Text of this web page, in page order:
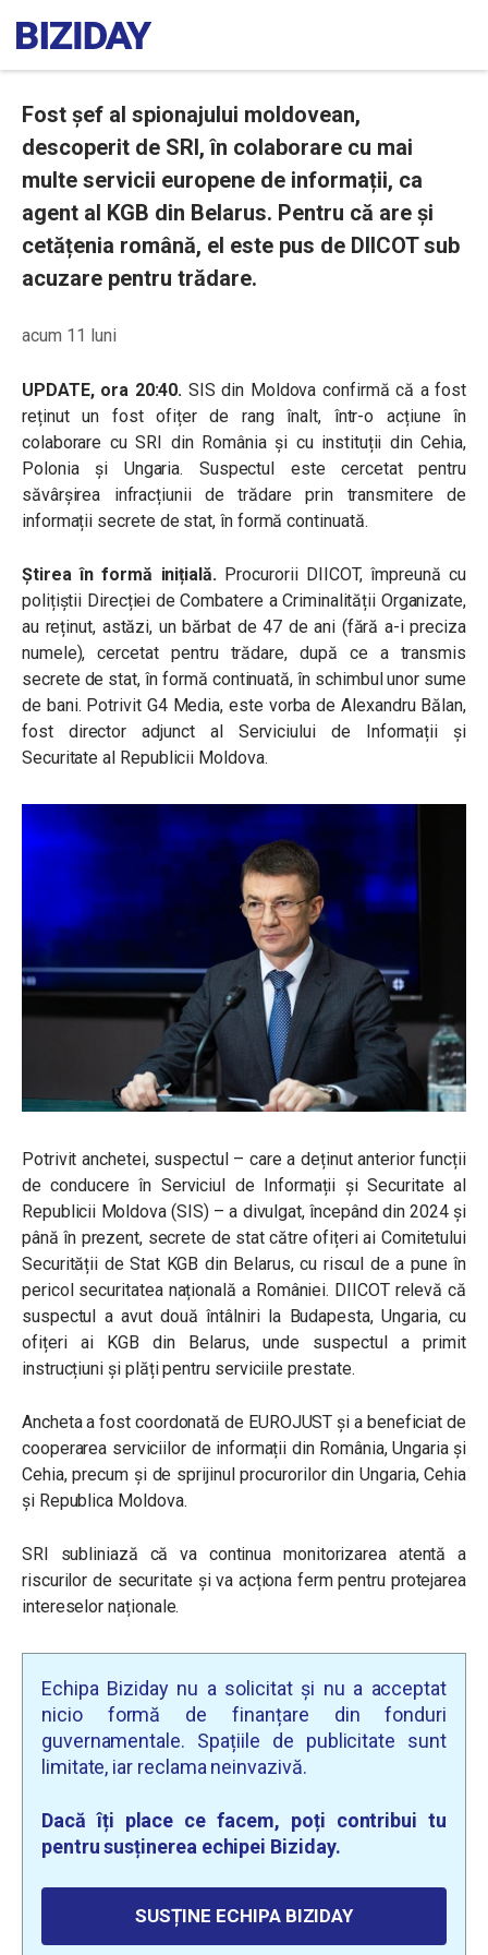
Fost șef al spionajului moldovean,
descoperit de SRI, în colaborare cu mai
multe servicii europene de informații, ca
agent al KGB din Belarus. Pentru că are și
cetățenia română, el este pus de DIICOT sub
acuzare pentru trădare.
acum 11 luni
UPDATE, ora 20:40. SIS din Moldova confirmă că a fost
reținut un fost ofițer de rang înalt, într-o acțiune în
colaborare cu SRI din România și cu instituții din Cehia,
Polonia și Ungaria. Suspectul este cercetat pentru
săvârșirea infracțiunii de trădare prin transmitere de
informații secrete de stat, în formă continuată.
Știrea în formă inițială. Procurorii DIICOT, împreună cu
polițiștii Direcției de Combatere a Criminalității Organizate,
au reținut, astăzi, un bărbat de 47 de ani (fără a-i preciza
numele), cercetat pentru trădare, după ce a transmis
secrete de stat, în formă continuată, în schimbul unor sume
de bani. Potrivit G4 Media, este vorba de Alexandru Bălan,
fost director adjunct al Serviciului de Informații și
Securitate al Republicii Moldova.
Potrivit anchetei, suspectul – care a deținut anterior funcții
de conducere în Serviciul de Informații și Securitate al
Republicii Moldova (SIS) – a divulgat, începând din 2024 și
până în prezent, secrete de stat către ofițeri ai Comitetului
Securității de Stat KGB din Belarus, cu riscul de a pune în
pericol securitatea națională a României. DIICOT relevă că
suspectul a avut două întâlniri la Budapesta, Ungaria, cu
ofițeri ai KGB din Belarus, unde suspectul a primit
instrucțiuni și plăți pentru serviciile prestate.
Ancheta a fost coordonată de EUROJUST și a beneficiat de
cooperarea serviciilor de informații din România, Ungaria și
Cehia, precum și de sprijinul procurorilor din Ungaria, Cehia
și Republica Moldova.
SRI subliniază că va continua monitorizarea atentă a
riscurilor de securitate și va acționa ferm pentru protejarea
intereselor naționale.
Echipa Biziday nu a solicitat și nu a acceptat
nicio formă de finanțare din fonduri
guvernamentale. Spațiile de publicitate sunt
limitate, iar reclama neinvazivă.
Dacă îți place ce facem, poți contribui tu
pentru susținerea echipei Biziday.
SUSȚINE ECHIPA BIZIDAY